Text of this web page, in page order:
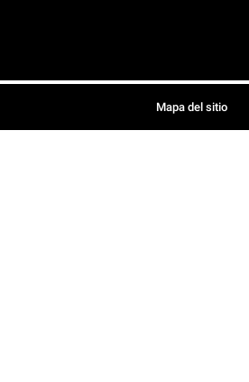
Mapa del sitio